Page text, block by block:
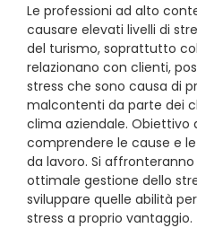
Le professioni ad alto
causare elevati livelli di
del turismo, soprattutto
relazionano con clienti,
stress che sono causa di
malcontenti da parte dei
clima aziendale. Obiettivo
comprendere le cause e
da lavoro. Si
ottimale gestione dello
sviluppare quelle abilità
stress a proprio vantaggio.